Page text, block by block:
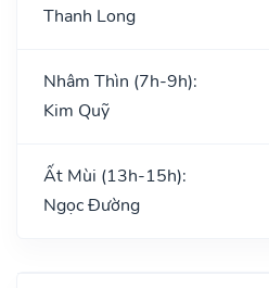
Thanh Long
Nhâm Thìn (7h-9h):
Kim Quỹ
Ất Mùi (13h-15h):
Ngọc Đường